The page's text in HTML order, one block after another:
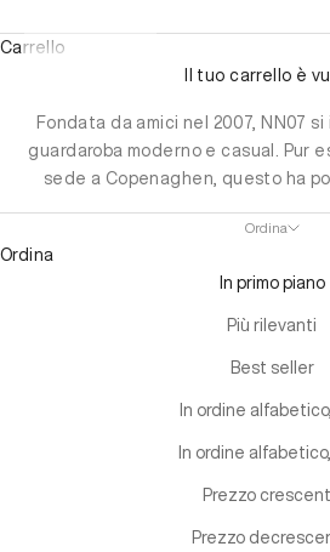
Carrello
Il tuo carrello è
Fondata da amici nel 2007, NN07
guardaroba moderno e casual. Pur
sede a Copenaghen, questo ha
e noi crediamo nelle personalità,
Ispirati da persone e comunità
con attenzione alle esigenze di
Ordina
Ordina
In primo piano
Più rilevanti
Best seller
In ordine
In ordine
Prezzo
Prezzo